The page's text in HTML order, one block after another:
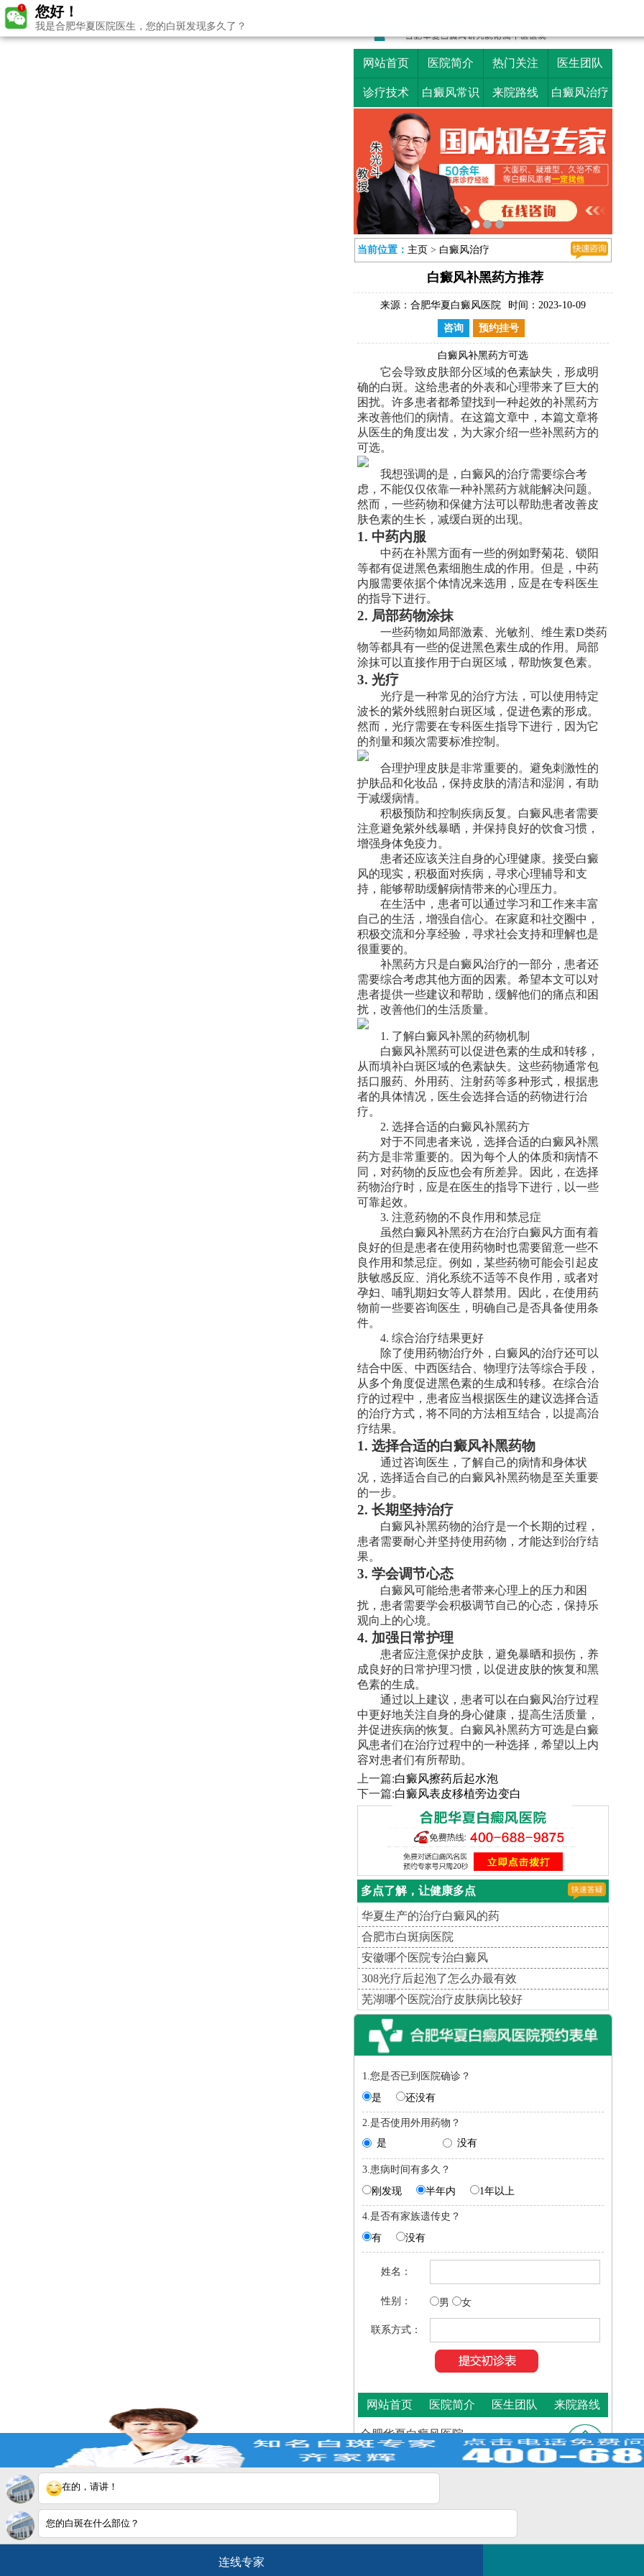
网站首页 医院简介 热门关注 医生团队
诊疗技术 白癜风常识 来院路线 白癜风治疗
当前位置： 主页 > 白癜风治疗
白癜风补黑药方推荐
来源： 合肥华夏白癜风医院 时间：2023-10-09
咨询 预约挂号
白癜风补黑药方可选
它会导致皮肤部分区域的色素缺失，形成明
确的白斑。这给患者的外表和心理带来了巨大的
困扰。许多患者都希望找到一种起效的补黑药方
来改善他们的病情。在这篇文章中，本篇文章将
从医生的角度出发，为大家介绍一些补黑药方的
可选。
我想强调的是，白癜风的治疗需要综合考
虑，不能仅仅依靠一种补黑药方就能解决问题。
然而，一些药物和保健方法可以帮助患者改善皮
肤色素的生长，减缓白斑的出现。
1. 中药内服
中药在补黑方面有一些的例如野菊花、锁阳
等都有促进黑色素细胞生成的作用。但是，中药
内服需要依据个体情况来选用，应是在专科医生
的指导下进行。
2. 局部药物涂抹
一些药物如局部激素、光敏剂、维生素D类药
物等都具有一些的促进黑色素生成的作用。局部
涂抹可以直接作用于白斑区域，帮助恢复色素。
3. 光疗
光疗是一种常见的治疗方法，可以使用特定
波长的紫外线照射白斑区域，促进色素的形成。
然而，光疗需要在专科医生指导下进行，因为它
的剂量和频次需要标准控制。
合理护理皮肤是非常重要的。避免刺激性的
护肤品和化妆品，保持皮肤的清洁和湿润，有助
于减缓病情。
积极预防和控制疾病反复。白癜风患者需要
注意避免紫外线暴晒，并保持良好的饮食习惯，
增强身体免疫力。
患者还应该关注自身的心理健康。接受白癜
风的现实，积极面对疾病，寻求心理辅导和支
持，能够帮助缓解病情带来的心理压力。
在生活中，患者可以通过学习和工作来丰富
自己的生活，增强自信心。在家庭和社交圈中，
积极交流和分享经验，寻求社会支持和理解也是
很重要的。
补黑药方只是白癜风治疗的一部分，患者还
需要综合考虑其他方面的因素。希望本文可以对
患者提供一些建议和帮助，缓解他们的痛点和困
扰，改善他们的生活质量。
1. 了解白癜风补黑的药物机制
白癜风补黑药可以促进色素的生成和转移，
从而填补白斑区域的色素缺失。这些药物通常包
括口服药、外用药、注射药等多种形式，根据患
者的具体情况，医生会选择合适的药物进行治
疗。
2. 选择合适的白癜风补黑药方
对于不同患者来说，选择合适的白癜风补黑
药方是非常重要的。因为每个人的体质和病情不
同，对药物的反应也会有所差异。因此，在选择
药物治疗时，应是在医生的指导下进行，以一些
可靠起效。
3. 注意药物的不良作用和禁忌症
虽然白癜风补黑药方在治疗白癜风方面有着
良好的但是患者在使用药物时也需要留意一些不
良作用和禁忌症。例如，某些药物可能会引起皮
肤敏感反应、消化系统不适等不良作用，或者对
孕妇、哺乳期妇女等人群禁用。因此，在使用药
物前一些要咨询医生，明确自己是否具备使用条
件。
4. 综合治疗结果更好
除了使用药物治疗外，白癜风的治疗还可以
结合中医、中西医结合、物理疗法等综合手段，
从多个角度促进黑色素的生成和转移。在综合治
疗的过程中，患者应当根据医生的建议选择合适
的治疗方式，将不同的方法相互结合，以提高治
疗结果。
1. 选择合适的白癜风补黑药物
通过咨询医生，了解自己的病情和身体状
况，选择适合自己的白癜风补黑药物是至关重要
的一步。
2. 长期坚持治疗
白癜风补黑药物的治疗是一个长期的过程，
患者需要耐心并坚持使用药物，才能达到治疗结
果。
3. 学会调节心态
白癜风可能给患者带来心理上的压力和困
扰，患者需要学会积极调节自己的心态，保持乐
观向上的心境。
4. 加强日常护理
患者应注意保护皮肤，避免暴晒和损伤，养
成良好的日常护理习惯，以促进皮肤的恢复和黑
色素的生成。
通过以上建议，患者可以在白癜风治疗过程
中更好地关注自身的身心健康，提高生活质量，
并促进疾病的恢复。白癜风补黑药方可选是白癜
风患者们在治疗过程中的一种选择，希望以上内
容对患者们有所帮助。
上一篇:白癜风擦药后起水泡
下一篇:白癜风表皮移植旁边变白
多点了解，让健康多点
华夏生产的治疗白癜风的药
合肥市白斑病医院
安徽哪个医院专治白癜风
308光疗后起泡了怎么办最有效
芜湖哪个医院治疗皮肤病比较好
1.您是否已到医院确诊？
是
还没有
2.是否使用外用药物？
是
没有
3.患病时间有多久？
刚发现
半年内 1年以上
4.是否有家族遗传史？
有
没有
姓名：
性别： 男 女
联系方式：
网站首页 医院简介 医生团队 来院路线
合肥华夏白癜风医院
咨询热线：
400-688-9875
医院地址：合肥市铜陵路与裕溪路交叉路口
您好！
我是合肥华夏医院医生，您的白斑发现多久了？
在的，请讲！
您的白斑在什么部位？
连线专家
白斑在线问医生 2条新消息